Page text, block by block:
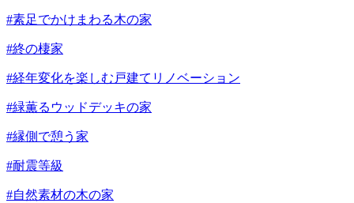
#素足でかけまわる木の家
#終の棲家
#経年変化を楽しむ戸建てリノベーション
#緑薫るウッドデッキの家
#縁側で憩う家
#耐震等級
#自然素材の木の家